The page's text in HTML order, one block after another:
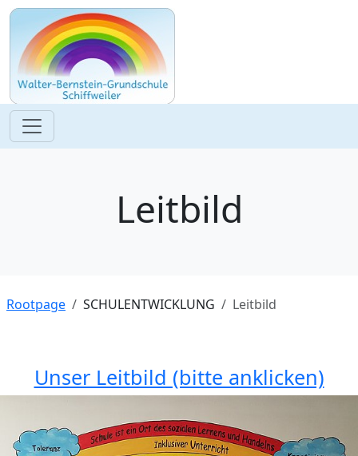
Leitbild
Rootpage SCHULENTWICKLUNG Leitbild
Unser Leitbild (bitte anklicken)